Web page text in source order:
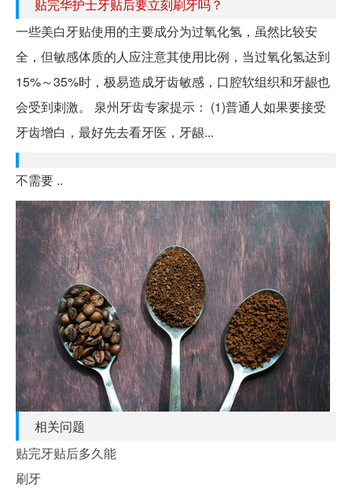
贴完华护士牙贴后要立刻刷牙吗？
一些美白牙贴使用的主要成分为过氧化氢，虽然比较安
全，但敏感体质的人应注意其使用比例，当过氧化氢达到
15%～35%时，极易造成牙齿敏感，口腔软组织和牙龈也
会受到刺激。 泉州牙齿专家提示： (1)普通人如果要接受
牙齿增白，最好先去看牙医，牙龈...
不需要 ..
相关问题
贴完牙贴后多久能
刷牙